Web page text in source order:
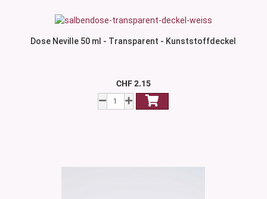
Dose Neville 50 ml - Transparent - Kunststoffdeckel
CHF 2.15